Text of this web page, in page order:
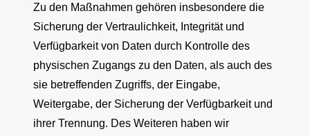
Zu den Maßnahmen gehören insbesondere die
Sicherung der Vertraulichkeit, Integrität und
Verfügbarkeit von Daten durch Kontrolle des
physischen Zugangs zu den Daten, als auch des
sie betreffenden Zugriffs, der Eingabe,
Weitergabe, der Sicherung der Verfügbarkeit und
ihrer Trennung. Des Weiteren haben wir